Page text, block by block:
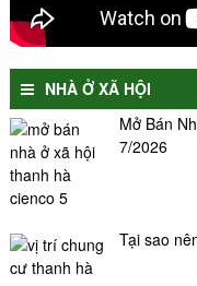
NHÀ Ở XÃ HỘI
Mở Bán
7/2026
Tại sao